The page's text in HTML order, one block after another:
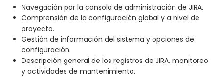
Navegación por la consola de administración de JIRA.
Comprensión de la configuración global y a nivel de
proyecto.
Gestión de información del sistema y opciones de
configuración.
Descripción general de los registros de JIRA, monitoreo
y actividades de mantenimiento.